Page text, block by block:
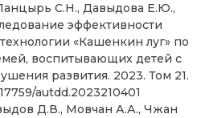
С.Н., Давыдова Е.Ю.,
эффективности
«Кашенкин луг» по
воспитывающих детей с
развития. 2023. Том 21.
autdd.2023210401
Д.В., Мовчан А.А., Чжан